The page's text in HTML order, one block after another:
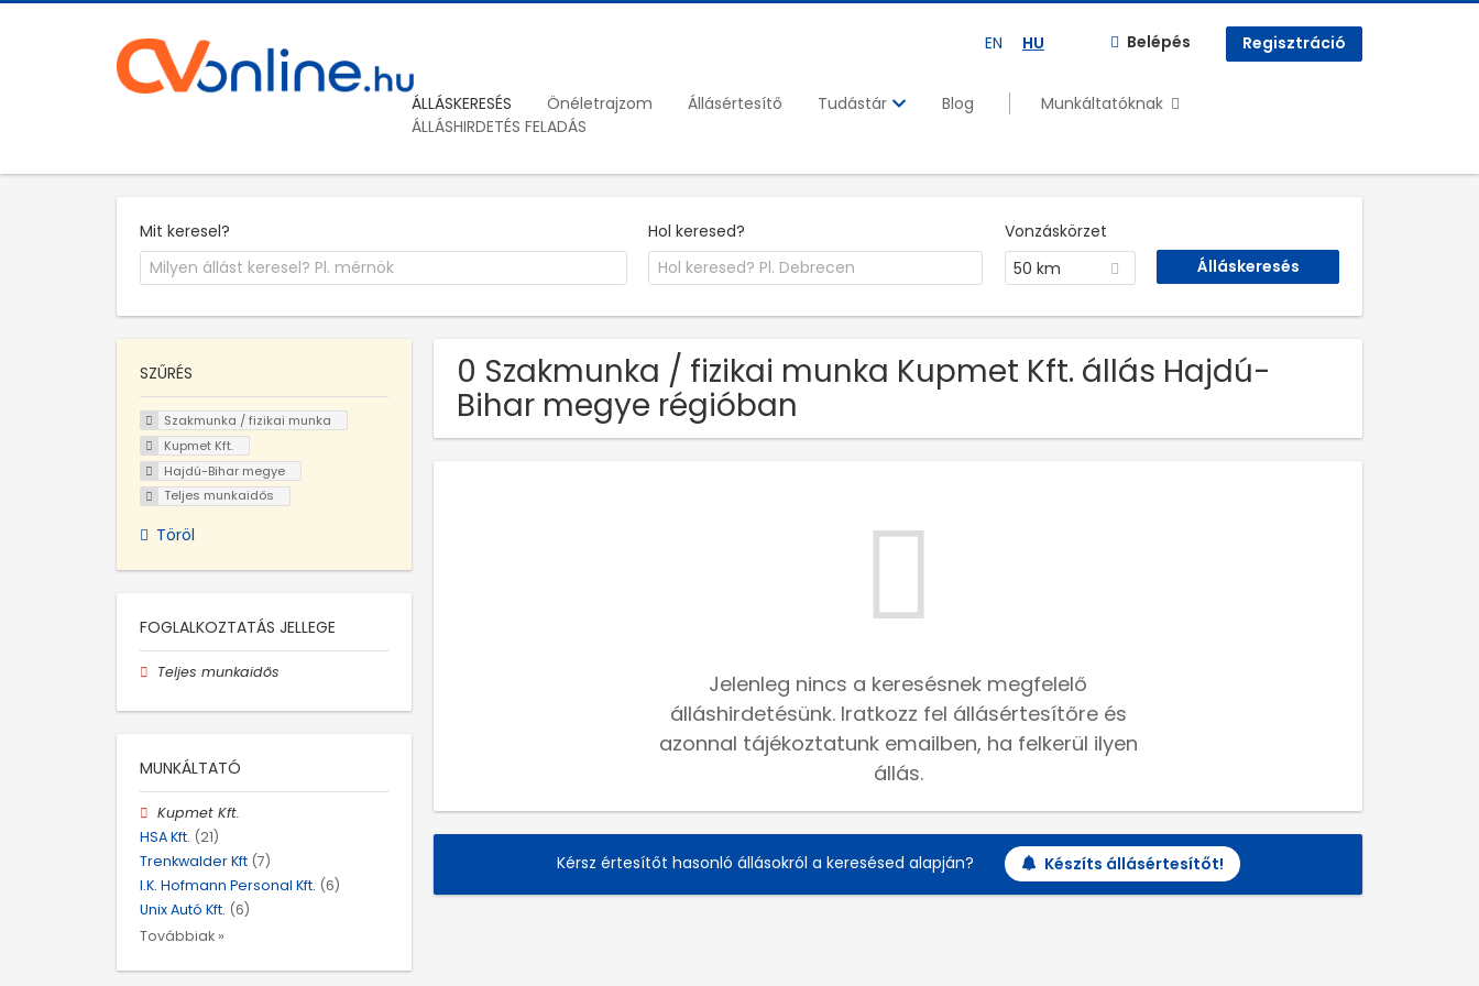
EN HU Belépés Regisztráció
ÁLLÁSKERESÉS Önéletrajzom Állásértesítő Tudástár Blog
Munkáltatóknak
ÁLLÁSHIRDETÉS FELADÁS
Mit keresel? Hol keresed?
Vonzáskörzet
50 km
0 Szakmunka / fizikai munka Kupmet Kft. állás Hajdú-
Bihar megye régióban
Jelenleg nincs a keresésnek megfelelő
álláshirdetésünk. Iratkozz fel állásértesítőre és
azonnal tájékoztatunk emailben, ha felkerül ilyen
állás.
Kérsz értesítőt hasonló állásokról a keresésed alapján? Készíts állásértesítőt!
SZŰRÉS
Szakmunka / fizikai munka
Kupmet Kft.
Hajdú-Bihar megye
Teljes munkaidős
Töröl
FOGLALKOZTATÁS JELLEGE
Teljes munkaidős
MUNKÁLTATÓ
Kupmet Kft.
HSA Kft. (21)
Trenkwalder Kft (7)
I.K. Hofmann Personal Kft. (6)
Unix Autó Kft. (6)
Továbbiak »